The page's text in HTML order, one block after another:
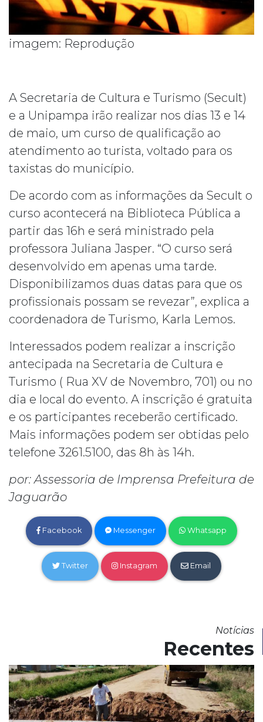
imagem: Reprodução
A Secretaria de Cultura e Turismo (Secult)
e a Unipampa irão realizar nos dias 13 e 14
de maio, um curso de qualificação ao
atendimento ao turista, voltado para os
taxistas do município.
De acordo com as informações da Secult o
curso acontecerá na Biblioteca Pública a
partir das 16h e será ministrado pela
professora Juliana Jasper. “O curso será
desenvolvido em apenas uma tarde.
Disponibilizamos duas datas para que os
profissionais possam se revezar”, explica a
coordenadora de Turismo, Karla Lemos.
Interessados podem realizar a inscrição
antecipada na Secretaria de Cultura e
Turismo ( Rua XV de Novembro, 701) ou no
dia e local do evento. A inscrição é gratuita
e os participantes receberão certificado.
Mais informações podem ser obtidas pelo
telefone 3261.5100, das 8h às 14h.
por: Assessoria de Imprensa Prefeitura de
Jaguarão
Facebook Messenger Whatsapp
Twitter Instagram Email
Notícias
Recentes